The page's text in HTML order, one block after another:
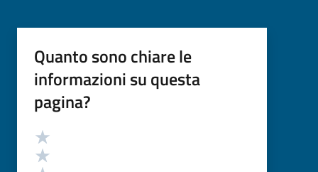
Quanto sono chiare le
informazioni su questa
pagina?
Valutazione